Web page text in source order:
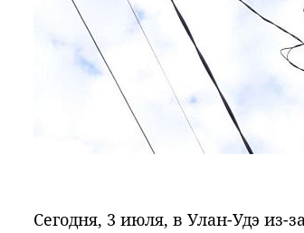
Сегодня, 3 июля, в Улан-Удэ из-